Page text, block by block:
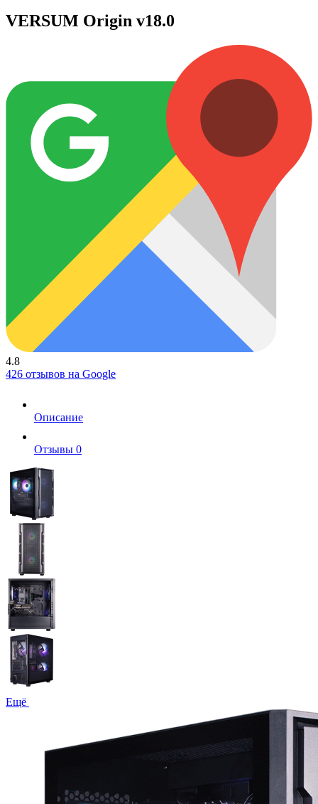
VERSUM Origin v18.0
4.8
426 отзывов на Google
Описание
Отзывы 0
Ещё